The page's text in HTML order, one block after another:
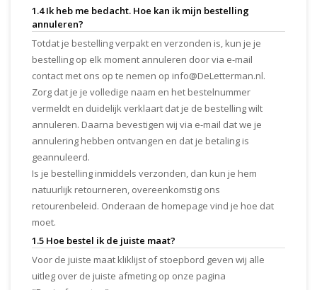
1.4 Ik heb me bedacht. Hoe kan ik mijn bestelling
annuleren?
Totdat je bestelling verpakt en verzonden is, kun je je
bestelling op elk moment annuleren door via e-mail
contact met ons op te nemen op info@DeLetterman.nl.
Zorg dat je je volledige naam en het bestelnummer
vermeldt en duidelijk verklaart dat je de bestelling wilt
annuleren. Daarna bevestigen wij via e-mail dat we je
annulering hebben ontvangen en dat je betaling is
geannuleerd.
Is je bestelling inmiddels verzonden, dan kun je hem
natuurlijk retourneren, overeenkomstig ons
retourenbeleid. Onderaan de homepage vind je hoe dat
moet.
1.5 Hoe bestel ik de juiste maat?
Voor de juiste maat kliklijst of stoepbord geven wij alle
uitleg over de juiste afmeting op onze pagina